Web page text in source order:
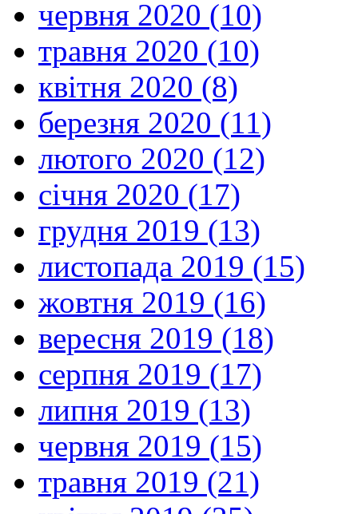
червня 2020 (10)
травня 2020 (10)
квітня 2020 (8)
березня 2020 (11)
лютого 2020 (12)
січня 2020 (17)
грудня 2019 (13)
листопада 2019 (15)
жовтня 2019 (16)
вересня 2019 (18)
серпня 2019 (17)
липня 2019 (13)
червня 2019 (15)
травня 2019 (21)